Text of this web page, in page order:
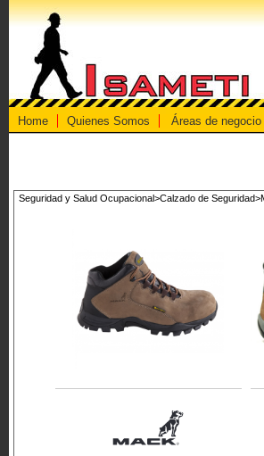
Home Quienes Somos Áreas de negocio
Seguridad y Salud Ocupacional>Calzado de